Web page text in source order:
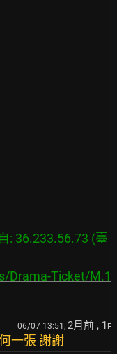
: 36.233.56.73 (臺
Drama-Ticket/M.1
06/07 13:51, 2月前 , 1 F
一張 謝謝